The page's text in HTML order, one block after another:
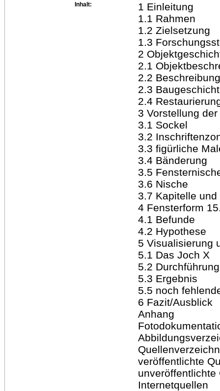
Inhalt:
1 Einleitung
1.1 Rahmen
1.2 Zielsetzung
1.3
2
2.1
2.2
2.3
2.4
3 Vorstellung
3.1 Sockel
3.2
3.3 figürliche
3.4 Bänderung
3.5
3.6 Nische
3.7 Kapitelle und
4 Fensterform
4.1 Befunde
4.2 Hypothese
5 Visualisierung
5.1 Das Joch X
5.2 Durchführung
5.3 Ergebnis
5.5 noch
6 Fazit/Ausblick
Anhang
veröffentlichte
unveröffentlichte
Internetquellen